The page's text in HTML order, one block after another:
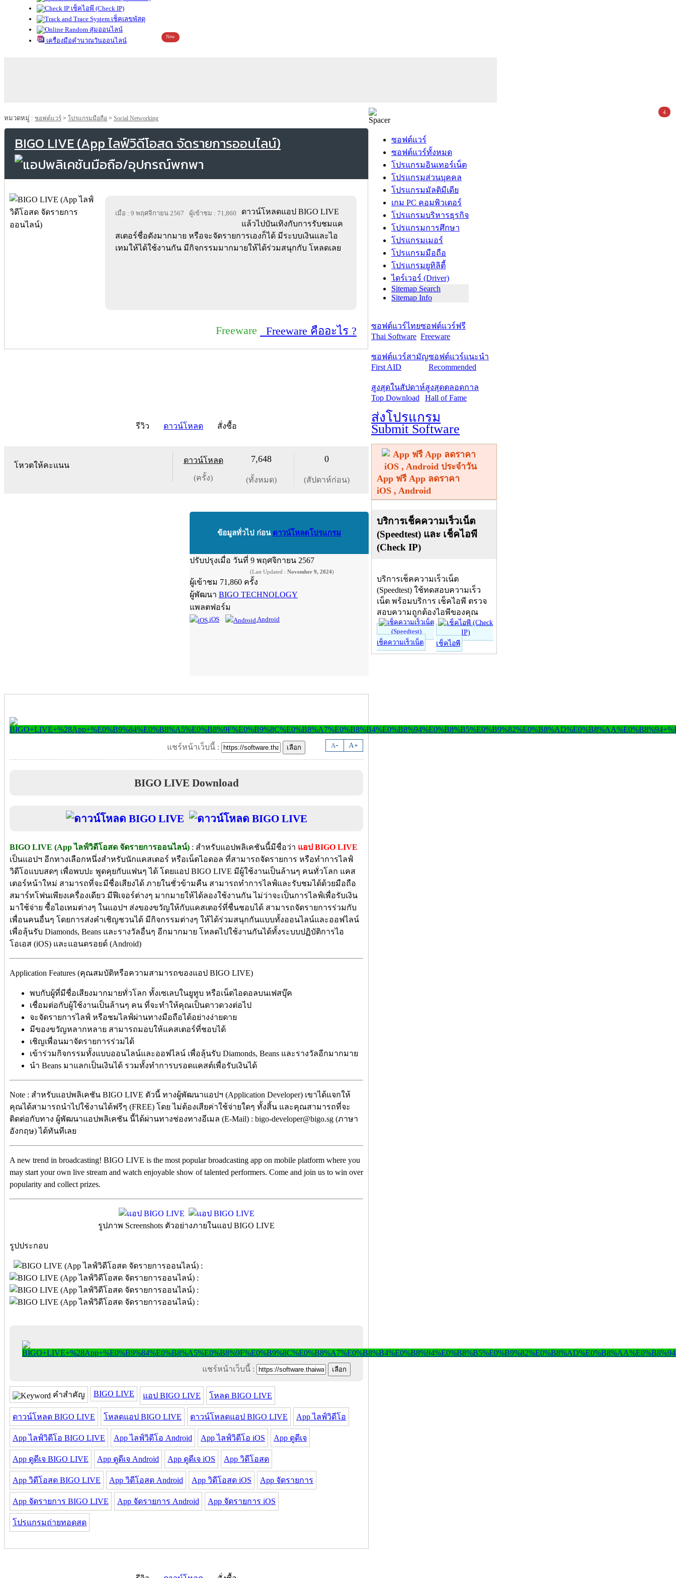
เช็คไอพี (Check IP)
เช็คเลขพัสดุ
สุ่มออนไลน์
เครื่องมือคำนวณวันออนไลน์
New
หมวดหมู่ : ซอฟต์แวร์ > โปรแกรมมือถือ > Social Networking
BIGO LIVE (App ไลฟ์วิดีโอสด จัดรายการออนไลน์)
เมื่อ : 9 พฤศจิกายน 2567 ผู้เข้าชม : 71,860
ดาวน์โหลดแอป BIGO LIVE
แล้วไปบันเทิงกับการรับชมแค
สเตอร์ชื่อดังมากมาย หรือจะจัดรายการเองก็ได้ มีระบบเงินและไอ
เทมให้ได้ใช้งานกัน มีกิจกรรมมากมายให้ได้ร่วมสนุกกับ โหลดเลย
Freeware Freeware คืออะไร ?
รีวิว ดาวน์โหลด สั่งซื้อ
โหวตให้คะแนน
ดาวน์โหลด
(ครั้ง)
7,648
(ทั้งหมด)
0
(สัปดาห์ก่อน)
ข้อมูลทั่วไป ก่อน ดาวน์โหลดโปรแกรม
ปรับปรุงเมื่อ วันที่ 9 พฤศจิกายน 2567
(Last Updated : November 9, 2024)
ผู้เข้าชม 71,860 ครั้ง
ผู้พัฒนา BIGO TECHNOLOGY
แพลตฟอร์ม
iOS Android
A- A+
แชร์หน้าเว็บนี้ :
BIGO LIVE Download
BIGO LIVE (App ไลฟ์วิดีโอสด จัดรายการออนไลน์) : สำหรับแอปพลิเคชันนี้มีชื่อว่า แอป BIGO LIVE
เป็นแอปฯ อีกทางเลือกหนึ่งสำหรับนักแคสเตอร์ หรือเน็ตไอดอล ที่สามารถจัดรายการ หรือทำการไลฟ์
วิดีโอแบบสดๆ เพื่อพบปะ พูดคุยกับแฟนๆ ได้ โดยแอป BIGO LIVE มีผู้ใช้งานเป็นล้านๆ คนทั่วโลก แคส
เตอร์หน้าใหม่ สามารถที่จะมีชื่อเสียงได้ ภายในชั่วข้ามคืน สามารถทำการไลฟ์และรับชมได้ด้วยมือถือ
สมาร์ทโฟนเพียงเครื่องเดียว มีฟีเจอร์ต่างๆ มากมายให้ได้ลองใช้งานกัน ไม่ว่าจะเป็นการไลฟ์เพื่อรับเงิน
มาใช้จ่าย ซื้อไอเทมต่างๆ ในแอปฯ ส่งของขวัญให้กับแคสเตอร์ที่ชื่นชอบได้ สามารถจัดรายการร่วมกับ
เพื่อนคนอื่นๆ โดยการส่งคำเชิญชวนได้ มีกิจกรรมต่างๆ ให้ได้ร่วมสนุกกันแบบทั้งออนไลน์และออฟไลน์
เพื่อลุ้นรับ Diamonds, Beans และรางวัลอื่นๆ อีกมากมาย โหลดไปใช้งานกันได้ทั้งระบบปฏิบัติการไอ
โอเอส (iOS) และแอนดรอยด์ (Android)
Application Features (คุณสมบัติหรือความสามารถของแอป BIGO LIVE)
พบกับผู้ที่มีชื่อเสียงมากมายทั่วโลก ทั้งเซเลบในยูทูบ หรือเน็ตไอดอลบนเฟสบุ๊ค
เชื่อมต่อกับผู้ใช้งานเป็นล้านๆ คน ที่จะทำให้คุณเป็นดาวดวงต่อไป
จะจัดรายการไลฟ์ หรือชมไลฟ์ผ่านทางมือถือได้อย่างง่ายดาย
มีของขวัญหลากหลาย สามารถมอบให้แคสเตอร์ที่ชอบได้
เชิญเพื่อนมาจัดรายการร่วมได้
เข้าร่วมกิจกรรมทั้งแบบออนไลน์และออฟไลน์ เพื่อลุ้นรับ Diamonds, Beans และรางวัลอีกมากมาย
นำ Beans มาแลกเป็นเงินได้ รวมทั้งทำการบรอดแคสต์เพื่อรับเงินได้
Note : สำหรับแอปพลิเคชัน BIGO LIVE ตัวนี้ ทางผู้พัฒนาแอปฯ (Application Developer) เขาได้แจกให้
คุณได้สามารถนำไปใช้งานได้ฟรีๆ (FREE) โดย ไม่ต้องเสียค่าใช้จ่ายใดๆ ทั้งสิ้น และคุณสามารถที่จะ
ติดต่อกับทาง ผู้พัฒนาแอปพลิเคชัน นี้ได้ผ่านทางช่องทางอีเมล (E-Mail) : bigo-developer@bigo.sg (ภาษา
อังกฤษ) ได้ทันทีเลย
A new trend in broadcasting! BIGO LIVE is the most popular broadcasting app on mobile platform where you
may start your own live stream and watch enjoyable show of talented performers. Come and join us to win over
popularity and collect prizes.
รูปภาพ Screenshots ตัวอย่างภายในแอป BIGO LIVE
รูปประกอบ
แชร์หน้าเว็บนี้ :
คำสำคัญ BIGO LIVE แอป BIGO LIVE โหลด BIGO LIVE
ดาวน์โหลด BIGO LIVE โหลดแอป BIGO LIVE ดาวน์โหลดแอป BIGO LIVE App ไลฟ์วิดีโอ
App ไลฟ์วิดีโอ BIGO LIVE App ไลฟ์วิดีโอ Android App ไลฟ์วิดีโอ iOS App ดูดีเจ
App ดูดีเจ BIGO LIVE App ดูดีเจ Android App ดูดีเจ iOS App วิดีโอสด
App วิดีโอสด BIGO LIVE App วิดีโอสด Android App วิดีโอสด iOS App จัดรายการ
App จัดรายการ BIGO LIVE App จัดรายการ Android App จัดรายการ iOS
โปรแกรมถ่ายทอดสด
ซอฟต์แวร์
ซอฟต์แวร์ทั้งหมด
โปรแกรมอินเทอร์เน็ต
โปรแกรมส่วนบุคคล
โปรแกรมมัลติมีเดีย
เกม PC คอมพิวเตอร์
โปรแกรมบริหารธุรกิจ
โปรแกรมการศึกษา
โปรแกรมเมอร์
โปรแกรมมือถือ
โปรแกรมยูทิลิตี้
ไดร์เวอร์ (Driver)
Sitemap Search
Sitemap Info
ซอฟต์แวร์ไทย
Thai Software
ซอฟต์แวร์ฟรี
Freeware
ซอฟต์แวร์สามัญ
First AID
ซอฟต์แวร์แนะนำ
Recommended
สูงสุดในสัปดาห์
Top Download
สูงสุดตลอดกาล
Hall of Fame
ส่งโปรแกรม
Submit Software
App ฟรี App ลดราคา
iOS , Android
บริการเช็คความเร็วเน็ต
(Speedtest) และ เช็คไอพี
(Check IP)
บริการเช็คความเร็วเน็ต
(Speedtest) ใช้ทดสอบความเร็ว
เน็ต พร้อมบริการ เช็คไอพี ตรวจ
สอบความถูกต้องไอพีของคุณ
เช็คความเร็วเน็ต เช็คไอพี
4